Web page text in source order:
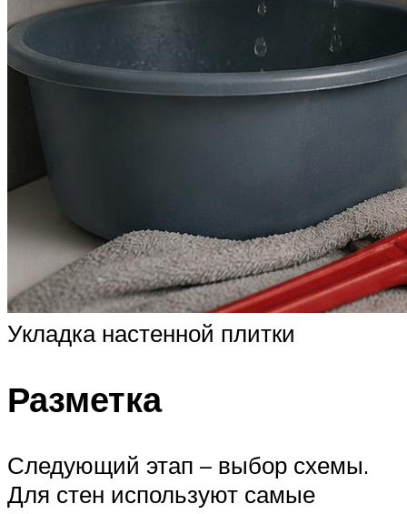
Укладка настенной плитки
Разметка
Следующий этап – выбор схемы.
Для стен используют самые